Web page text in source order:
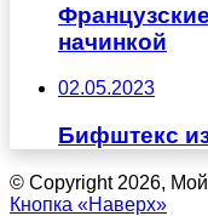
начинкой
02.05.2023
Бифштекс
© Copyright 2026,
Кнопка «Наверх»